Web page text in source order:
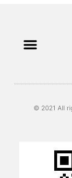
© 2021 All